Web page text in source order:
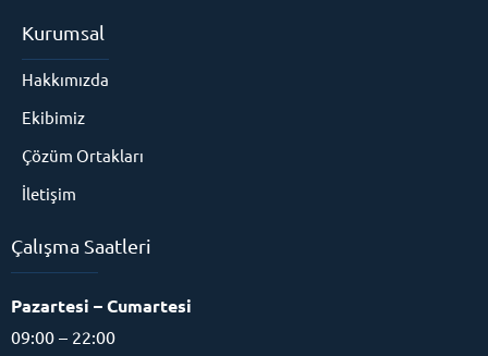
Kurumsal
Hakkımızda
Ekibimiz
Çözüm Ortakları
İletişim
Çalışma Saatleri
Pazartesi – Cumartesi
09:00 – 22:00